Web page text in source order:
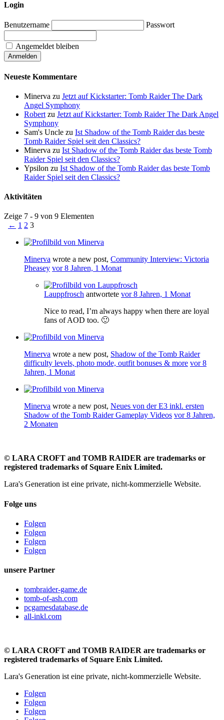
Login
Benutzername Passwort
Angemeldet bleiben
Neueste Kommentare
Minerva zu Jetzt auf Kickstarter: Tomb Raider The Dark
Angel Symphony
Robert zu Jetzt auf Kickstarter: Tomb Raider The Dark Angel
Symphony
Sam's Uncle zu Ist Shadow of the Tomb Raider das beste
Tomb Raider Spiel seit den Classics?
Minerva zu Ist Shadow of the Tomb Raider das beste Tomb
Raider Spiel seit den Classics?
Ypsilon zu Ist Shadow of the Tomb Raider das beste Tomb
Raider Spiel seit den Classics?
Aktivitäten
Zeige 7 - 9 von 9 Elementen
← 1 2 3
Minerva wrote a new post, Community Interview: Victoria
Pheasey vor 8 Jahren, 1 Monat
Lauppfrosch antwortete vor 8 Jahren, 1 Monat
Nice to read, I’m always happy when there are loyal
fans of AOD too. 🙂
Minerva wrote a new post, Shadow of the Tomb Raider
difficulty levels, photo mode, outfit bonuses & more vor 8
Jahren, 1 Monat
Minerva wrote a new post, Neues von der E3 inkl. ersten
Shadow of the Tomb Raider Gameplay Videos vor 8 Jahren,
2 Monaten
© LARA CROFT and TOMB RAIDER are trademarks or
registered trademarks of Square Enix Limited.
Lara's Generation ist eine private, nicht-kommerzielle Website.
Folge uns
Folgen
Folgen
Folgen
Folgen
unsere Partner
tombraider-game.de
tomb-of-ash.com
pcgamesdatabase.de
all-inkl.com
© LARA CROFT and TOMB RAIDER are trademarks or
registered trademarks of Square Enix Limited.
Lara's Generation ist eine private, nicht-kommerzielle Website.
Folgen
Folgen
Folgen